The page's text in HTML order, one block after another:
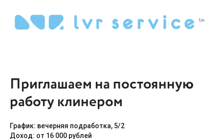
Приглашаем на постоянную
работу клинером
График: вечерняя подработка, 5/2
Доход: от 16 000 рублей